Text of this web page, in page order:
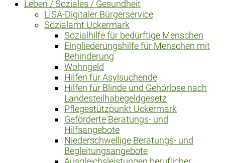
Leben / Soziales / Gesundheit
LISA-Digitaler Bürgerservice
Sozialamt Uckermark
Sozialhilfe für bedürftige Menschen
Eingliederungshilfe für Menschen mit
Behinderung
Wohngeld
Hilfen für Asylsuchende
Hilfen für Blinde und Gehörlose nach
Landesteilhabegeldgesetz
Pflegestützpunkt Uckermark
Geförderte Beratungs- und
Hilfsangebote
Niederschwellige Beratungs- und
Begleitungsangebote